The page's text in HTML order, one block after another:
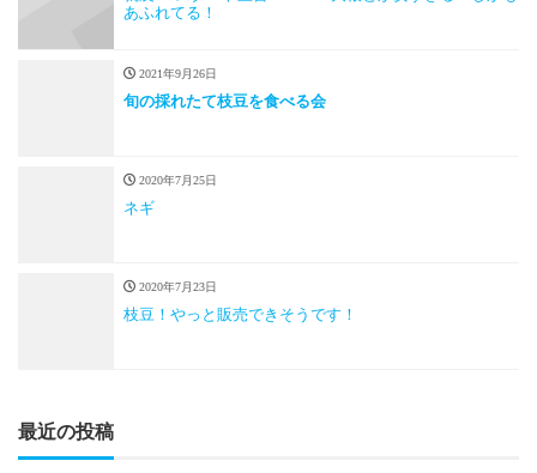
あふれてる！
2021年9月26日
旬の採れたて枝豆を食べる会
2020年7月25日
ネギ
2020年7月23日
枝豆！やっと販売できそうです！
最近の投稿